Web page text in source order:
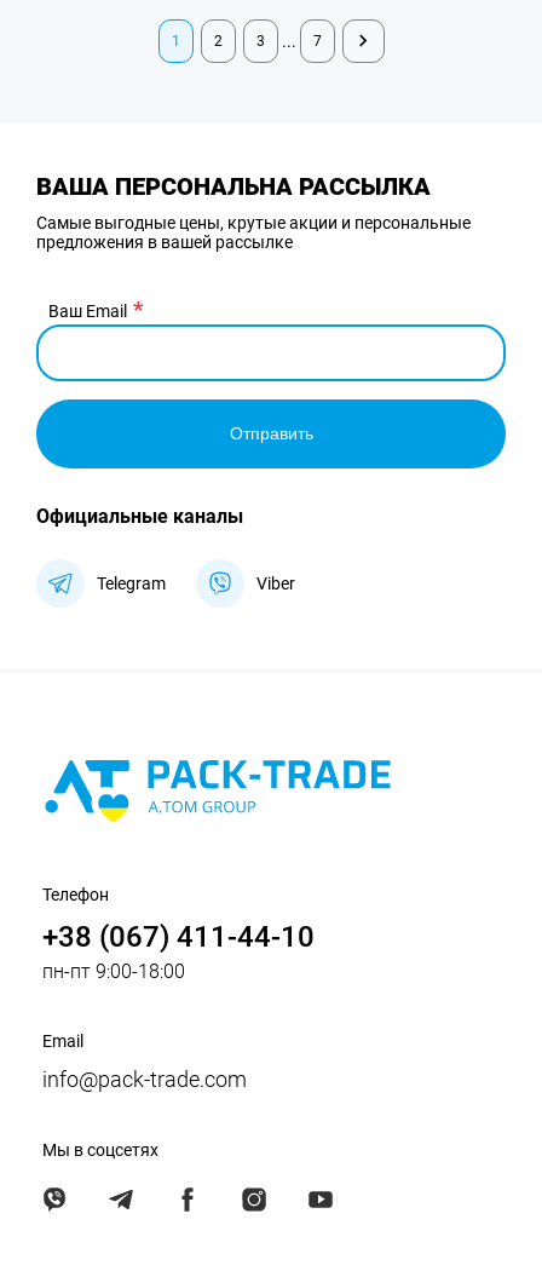
1 2 3 ... 7
ВАША ПЕРСОНАЛЬНА РАССЫЛКА
Самые выгодные цены, крутые акции и персональные
предложения в вашей рассылке
Ваш Email
Отправить
Официальные каналы
Telegram Viber
Телефон
+38 (067) 411-44-10
пн-пт 9:00-18:00
Email
info@pack-trade.com
Мы в соцсетях